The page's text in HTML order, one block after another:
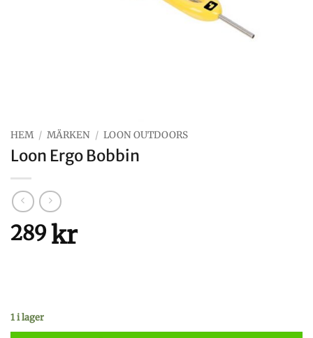
HEM / MÄRKEN / LOON OUTDOORS
Loon Ergo Bobbin
289kr
1 i lager